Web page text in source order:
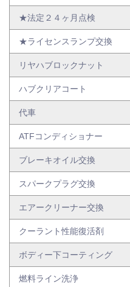
★法定２４ヶ月点検
★ライセンスランプ交換
リヤハブロックナット
ハブクリアコート
代車
ATFコンディショナー
ブレーキオイル交換
スパークプラグ交換
エアークリーナー交換
クーラント性能復活剤
ボディー下コーティング
燃料ライン洗浄